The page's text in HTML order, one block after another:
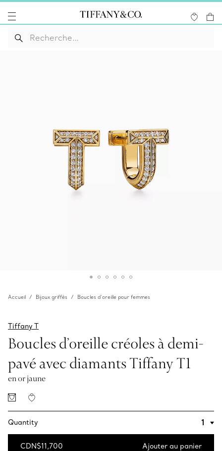
Accueil Bijoux griffés Boucles d’oreille pour femmes
Tiffany T
Boucles d’oreille créoles à demi-
pavé avec diamants Tiffany T1
en or jaune
Quantity
CDN$11,700 Ajouter au panier